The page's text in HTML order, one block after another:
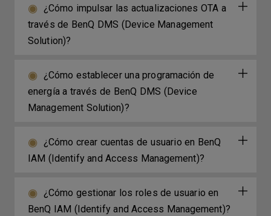
¿Cómo impulsar las actualizaciones OTA a
través de BenQ DMS (Device Management
Solution)?
¿Cómo establecer una programación de
energía a través de BenQ DMS (Device
Management Solution)?
¿Cómo crear cuentas de usuario en BenQ
IAM (Identify and Access Management)?
¿Cómo gestionar los roles de usuario en
BenQ IAM (Identify and Access Management)?